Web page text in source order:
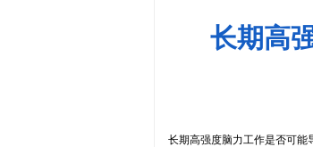
长期高
长期高强度脑力工作是否可能